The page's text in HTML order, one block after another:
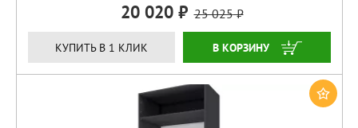
20 020 25 025
КУПИТЬ В 1 КЛИК КУПИТЬ